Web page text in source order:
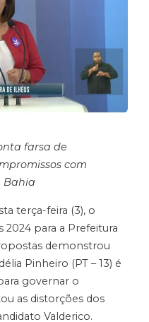
farsa de
com
Bahia
terça-feira (3), o
para a Prefeitura
demonstrou
Pinheiro (PT – 13) é
governar o
as distorções dos
Valderico.